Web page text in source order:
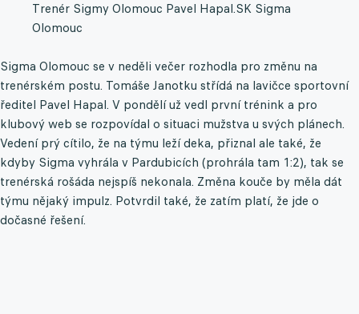
Trenér Sigmy Olomouc Pavel Hapal.SK Sigma
Olomouc
Sigma Olomouc se v neděli večer rozhodla pro změnu na
trenérském postu. Tomáše Janotku střídá na lavičce sportovní
ředitel Pavel Hapal. V pondělí už vedl první trénink a pro
klubový web se rozpovídal o situaci mužstva u svých plánech.
Vedení prý cítilo, že na týmu leží deka, přiznal ale také, že
kdyby Sigma vyhrála v Pardubicích (prohrála tam 1:2), tak se
trenérská rošáda nejspíš nekonala. Změna kouče by měla dát
týmu nějaký impulz. Potvrdil také, že zatím platí, že jde o
dočasné řešení.